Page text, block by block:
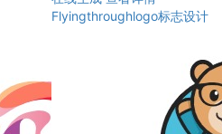
Flyingthroughlogo标志设计